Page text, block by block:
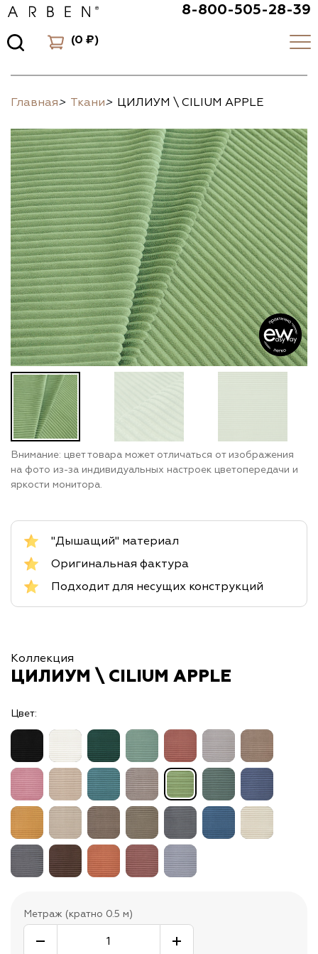
8-800-505-28-39
(0 ₽)
Главная> Ткани> ЦИЛИУМ \ CILIUM APPLE
Внимание: цвет товара может отличаться от изображения
на фото из-за индивидуальных настроек цветопередачи и
яркости монитора.
"Дышащий" материал
Оригинальная фактура
Подходит для несущих конструкций
Коллекция
ЦИЛИУМ \ CILIUM APPLE
Цвет:
Метраж (кратно 0.5 м)